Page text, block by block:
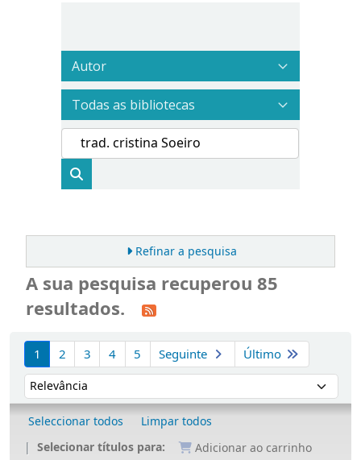
Refinar a pesquisa
A sua pesquisa recuperou 85
resultados.
Ordenar
1 2 3 4 5 Seguinte Último
Ordenar por:
Seleccionar todos
Limpar todos
Selecionar títulos para:
Adicionar ao carrinho